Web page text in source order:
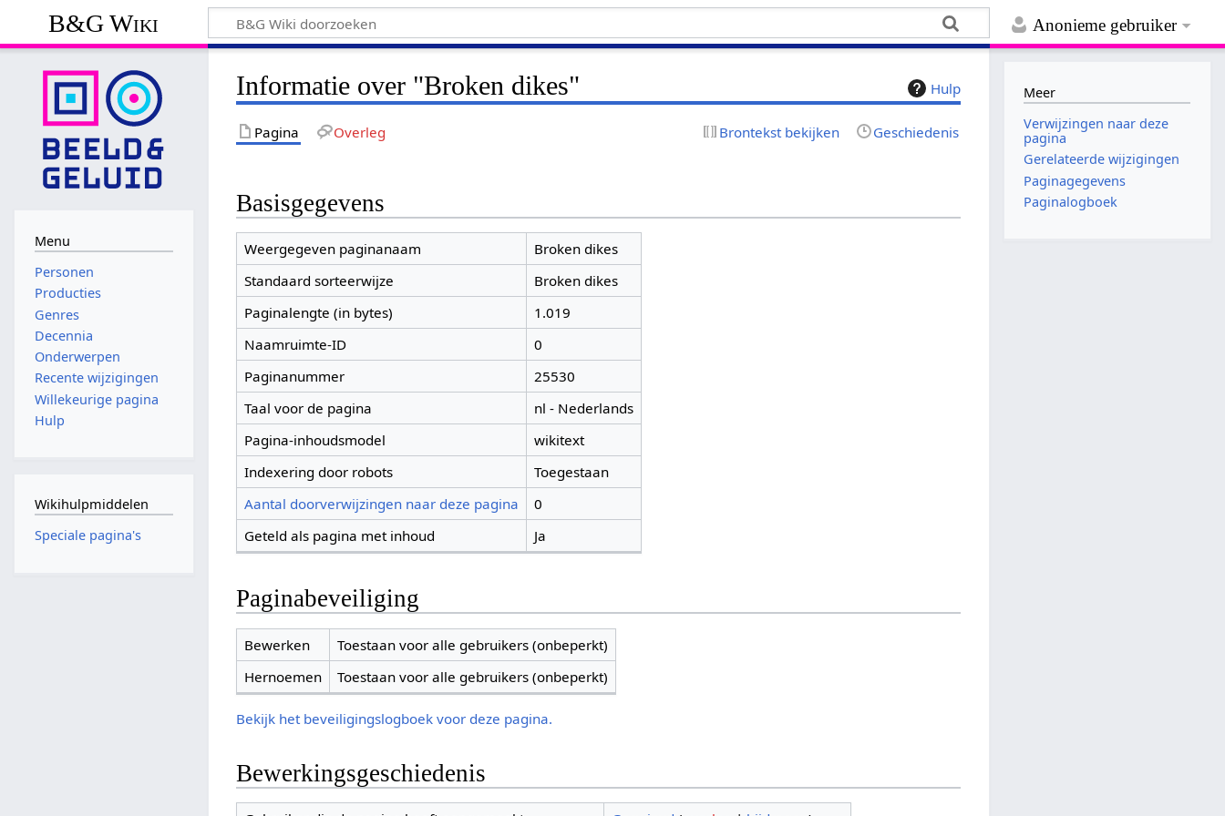
Anonieme gebruiker
B&G Wiki
Hulp
Informatie over "Broken dikes"
Pagina Overleg Brontekst bekijken Geschiedenis
Basisgegevens
Weergegeven paginanaam
Broken dikes
Standaard sorteerwijze
Broken dikes
Paginalengte (in bytes)
1.019
Naamruimte-ID
0
Paginanummer
25530
Taal voor de pagina
nl - Nederlands
Pagina-inhoudsmodel
wikitext
Indexering door robots
Toegestaan
Aantal doorverwijzingen naar deze pagina
0
Geteld als pagina met inhoud
Ja
Paginabeveiliging
Bewerken
Toestaan voor alle gebruikers (onbeperkt)
Hernoemen
Toestaan voor alle gebruikers (onbeperkt)
Bekijk het beveiligingslogboek voor deze pagina.
Bewerkingsgeschiedenis
Menu
Personen
Producties
Genres
Decennia
Onderwerpen
Recente wijzigingen
Willekeurige pagina
Hulp
Wikihulpmiddelen
Speciale pagina's
Meer
Verwijzingen naar deze
pagina
Gerelateerde wijzigingen
Paginagegevens
Paginalogboek